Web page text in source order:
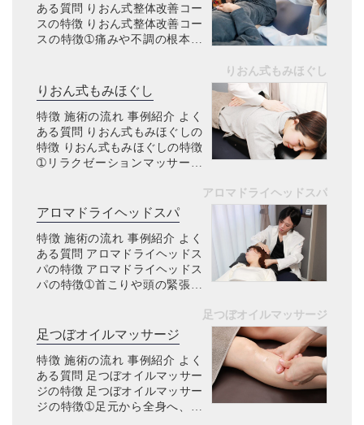
ある質問 りおん式整体改善コー
スの特徴 りおん式整体改善コー
スの特徴➀痛みや不調の根本改
り返す肩こり・腰痛・坐骨神経
痛等の痛み病院で異常なしと
言...
りおん式もみほぐし
りおん式もみほぐし
特徴 施術の流れ 事例紹介 よく
ある質問 りおん式もみほぐしの
特徴 りおん式もみほぐしの特徴
➀リラクゼーションマッサージ
運転で腰痛が辛いスマホのやり
過ぎで首こりが辛い歩き過ぎ
て...
アロマドライヘッドスパ
アロマドライヘッドスパ
特徴 施術の流れ 事例紹介 よく
ある質問 アロマドライヘッドス
パの特徴 アロマドライヘッドス
パの特徴➀首こりや頭の緊張に
ワークで首こりや肩こりが辛い
スマホのやり過ぎで首こりが
辛...
足つぼオイルマッサージ
足つぼオイルマッサージ
特徴 施術の流れ 事例紹介 よく
ある質問 足つぼオイルマッサー
ジの特徴 足つぼオイルマッサー
ジの特徴➀足元から全身へ、不